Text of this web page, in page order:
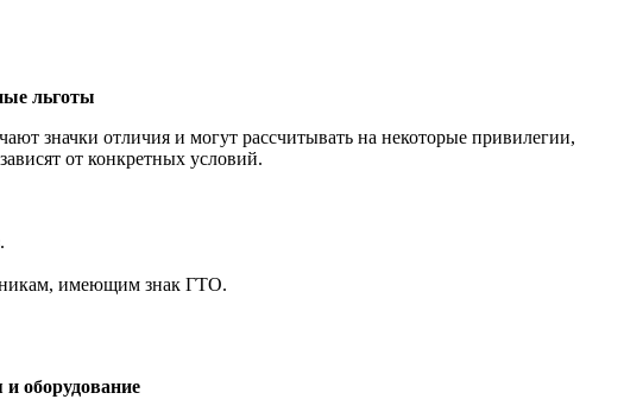
льготы
значки отличия и могут рассчитывать на некоторые привилегии,
от конкретных условий.
имеющим знак ГТО.
оборудование